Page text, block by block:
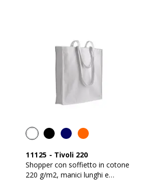
11125 - Tivoli 220
Shopper con soffietto in cotone
220 g/m2, manici lunghi e